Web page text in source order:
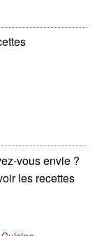
vous envie ?
les recettes